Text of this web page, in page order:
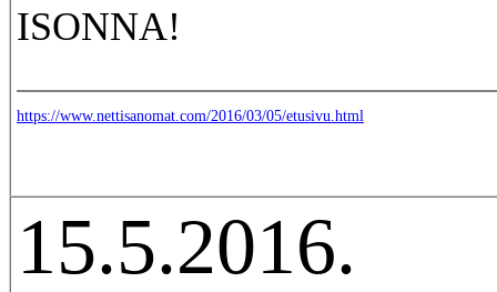
ISONNA!
https://www.nettisanomat.com/2016/03/05/etusivu.html
15.5.2016.